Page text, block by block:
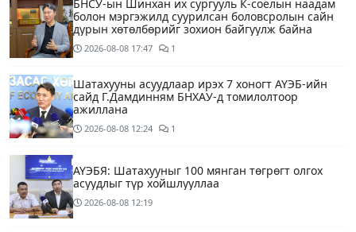
БНСУ-ын Шинхан их сургууль К-соёлын наадам
болон мэргэжилд суурилсан боловсролын сайн
дурын хөтөлбөрийг зохион байгуулж байна
2026-08-08 17:47 1
Шатахууны асуудлаар ирэх 7 хоногт АҮЭБ-ийн
сайд Г.Дамдинням БНХАУ-д томилолтоор
ажиллана
2026-08-08 12:24 1
АҮЭБЯ: Шатахууныг 100 мянган төгрөгт олгох
асуудлыг түр хойшлууллаа
2026-08-08 12:19